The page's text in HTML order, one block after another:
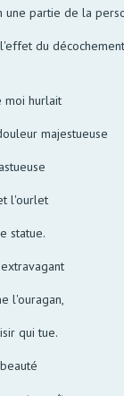
une partie de la
du
moi hurlait
majestueuse
l'ourlet
statue.
l'ouragan,
qui tue.